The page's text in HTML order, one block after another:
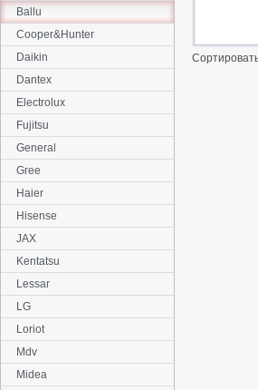
Ballu
Cooper&Hunter
Daikin
Dantex
Electrolux
Fujitsu
General
Gree
Haier
Hisense
JAX
Kentatsu
Lessar
LG
Loriot
Mdv
Midea